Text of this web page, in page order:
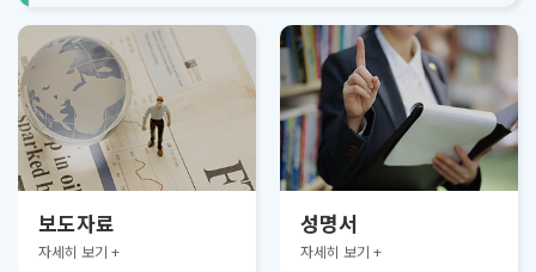
보도자료
자세히 보기 +
성명서
자세히 보기 +